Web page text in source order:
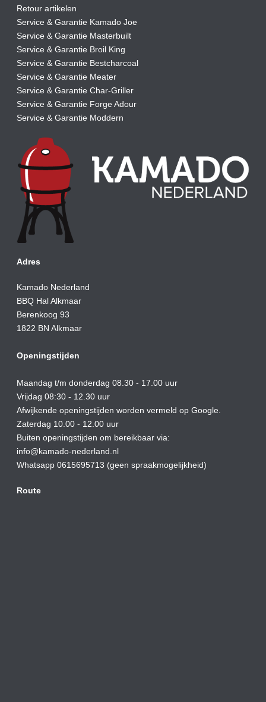
Retour artikelen
Service & Garantie Kamado Joe
Service & Garantie Masterbuilt
Service & Garantie Broil King
Service & Garantie Bestcharcoal
Service & Garantie Meater
Service & Garantie Char-Griller
Service & Garantie Forge Adour
Service & Garantie Moddern
Adres
Kamado Nederland
BBQ Hal Alkmaar
Berenkoog 93
1822 BN Alkmaar
Openingstijden
Maandag t/m donderdag 08.30 - 17.00 uur
Vrijdag 08:30 - 12.30 uur
Afwijkende openingstijden worden vermeld op Google.
Zaterdag 10.00 - 12.00 uur
Buiten openingstijden om bereikbaar via:
info@kamado-nederland.nl
Whatsapp 0615695713 (geen spraakmogelijkheid)
Route